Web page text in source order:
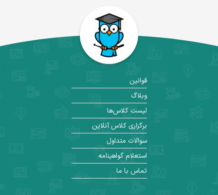
قوانین
وبلاگ
لیست کلاس‌ها
برگزاری کلاس آنلاین
سوالات متداول
استعلام گواهینامه
تماس با ما